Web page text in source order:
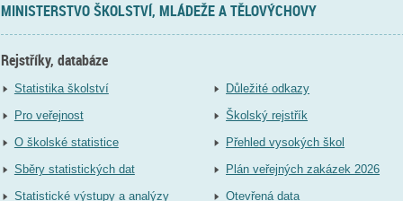
MINISTERSTVO ŠKOLSTVÍ, MLÁDEŽE A TĚLOVÝCHOVY
Rejstříky, databáze
Statistika školství
Pro veřejnost
O školské statistice
Sběry statistických dat
Statistické výstupy a analýzy
Důležité odkazy
Školský rejstřík
Přehled vysokých škol
Plán veřejných zakázek 2026
Otevřená data